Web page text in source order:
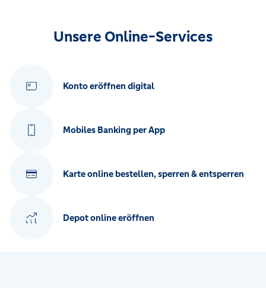
Unsere Online-Services
Konto eröffnen digital
Mobiles Banking per App
Karte online bestellen, sperren & entsperren
Depot online eröffnen